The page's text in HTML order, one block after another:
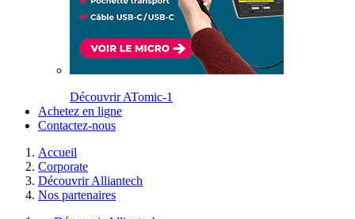
Découvrir ATomic-1
Achetez en ligne
Contactez-nous
Accueil
Corporate
Découvrir Alliantech
Nos partenaires